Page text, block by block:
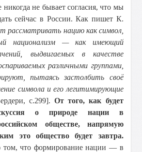
не бывает согласия, что мы
сейчас в России. Как пишет К.
рассматривать нацию как символ,
национализм — как имеющий
выдвигаемых в качестве
различными группами,
пытаясь застолбить своё
символа и его легитимирующие
с.299]. От того, как будет
о природе нации в
обществе, напрямую
это общество будет завтра.
том, что формирование нации — в